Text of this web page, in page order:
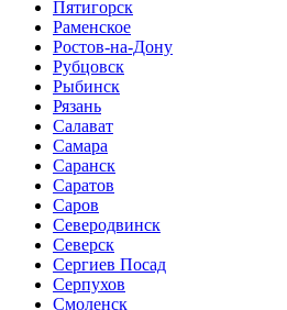
Пятигорск
Раменское
Ростов-на-Дону
Рубцовск
Рыбинск
Рязань
Салават
Самара
Саранск
Саратов
Саров
Северодвинск
Северск
Сергиев Посад
Серпухов
Смоленск